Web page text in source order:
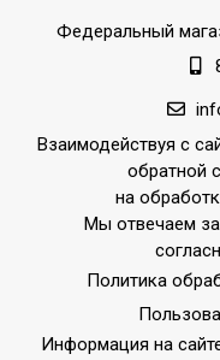
Федеральный
Взаимодействуя с
обратной
на
Мы отвечаем
Политика
Информация на